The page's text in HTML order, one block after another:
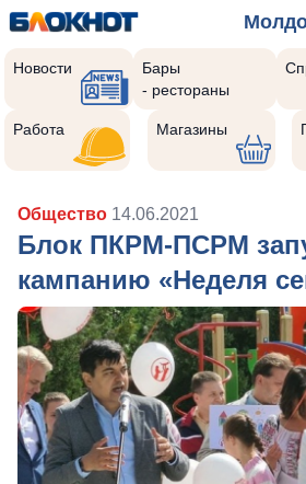
Новости
Бары
- рестораны
Работа Магазины
Общество 14.06.2021
Блок ПКРМ-ПСРМ
кампанию «Неделя